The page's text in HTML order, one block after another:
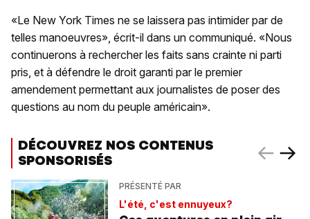
«Le New York Times ne se laissera pas intimider par de
telles manoeuvres», écrit-il dans un communiqué. «Nous
continuerons à rechercher les faits sans crainte ni parti
pris, et à défendre le droit garanti par le premier
amendement permettant aux journalistes de poser des
questions au nom du peuple américain».
DÉCOUVREZ NOS CONTENUS
SPONSORISÉS
PRÉSENTÉ PAR
L'été, c'est ennuyeux?